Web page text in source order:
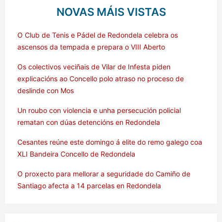
NOVAS MÁIS VISTAS
O Club de Tenis e Pádel de Redondela celebra os
ascensos da tempada e prepara o VIII Aberto
Os colectivos veciñais de Vilar de Infesta piden
explicacións ao Concello polo atraso no proceso de
deslinde con Mos
Un roubo con violencia e unha persecución policial
rematan con dúas detencións en Redondela
Cesantes reúne este domingo á elite do remo galego coa
XLI Bandeira Concello de Redondela
O proxecto para mellorar a seguridade do Camiño de
Santiago afecta a 14 parcelas en Redondela